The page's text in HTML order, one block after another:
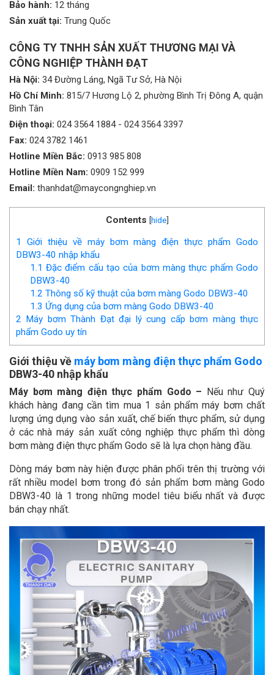
Bảo hành: 12 tháng
Sản xuất tại: Trung Quốc
CÔNG TY TNHH SẢN XUẤT THƯƠNG MẠI VÀ
CÔNG NGHIỆP THÀNH ĐẠT
Hà Nội: 34 Đường Láng, Ngã Tư Sở, Hà Nội
Hồ Chí Minh: 815/7 Hương Lộ 2, phường Bình Trị Đông A, quận
Bình Tân
Điện thoại: 024 3564 1884- 024 3564 3397
Fax: 024 3782 1461
Hotline Miền Bắc: 0913 985 808
Hotline Miền Nam: 0909 152 999
Email: thanhdat@maycongnghiep.vn
Contents [hide]
1
Giới thiệu về máy bơm màng điện thực phẩm Godo
DBW3-40 nhập khẩu
1.1 Đặc điểm cấu tạo của bơm màng thực phẩm Godo
DBW3-40
1.2 Thông số kỹ thuật của bơm màng Godo DBW3-40
1.3 Ứng dụng của bơm màng Godo DBW3-40
2 Máy bơm Thành Đạt đại lý cung cấp bơm màng thực
phẩm Godo uy tín
Giới thiệu về máy bơm màng điện thực phẩm Godo
DBW3-40 nhập khẩu
Máy bơm màng điện thực phẩm Godo –
Nếu như Quý
khách hàng đang cần tìm mua 1 sản phẩm máy bơm chất
lượng ứng dụng vào sản xuất, chế biến thực phẩm, sử dụng
ở các nhà máy sản xuất công nghiệp thực phẩm thì dòng
bơm màng điện thực phẩm Godo sẽ là lựa chọn hàng đầu.
Dòng máy bơm này hiện được phân phối trên thị trường với
rất nhiều model bơm trong đó sản phẩm bơm màng Godo
DBW3-40 là 1 trong những model tiêu biểu nhất và được
bán chạy nhất.